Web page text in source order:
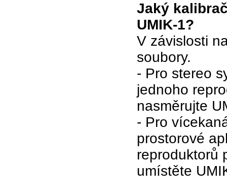
Jaký
UMIK-1?
V závislosti
soubory.
- Pro stereo
jednoho
nasměrujte
- Pro
prostorové
reproduktorů
umístěte